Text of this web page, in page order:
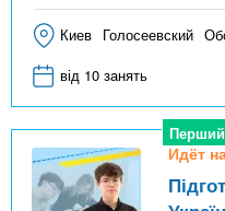
Киев Голосеевский
від 10 занять
Идёт